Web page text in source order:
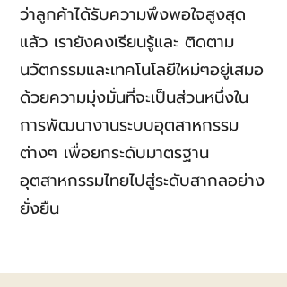
ว่าลูกค้าได้รับความพึงพอใจสูงสุด
แล้ว เรายังคงเรียนรู้และ ติดตาม
นวัตกรรมและเทคโนโลยีใหม่ๆอยู่เสมอ
ด้วยความมุ่งมั่นที่จะเป็นส่วนหนึ่งใน
การพัฒนางานระบบอุตสาหกรรม
ต่างๆ เพื่อยกระดับมาตรฐาน
อุตสาหกรรมไทยไปสู่ระดับสากลอย่าง
ยั่งยืน